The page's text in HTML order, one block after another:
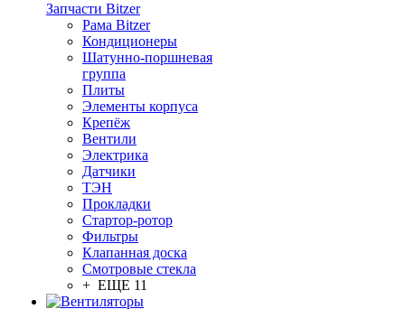
Запчасти Bitzer
Рама Bitzer
Кондиционеры
Шатунно-поршневая
группа
Плиты
Элементы корпуса
Крепёж
Вентили
Электрика
Датчики
ТЭН
Прокладки
Стартор-ротор
Фильтры
Клапанная доска
Смотровые стекла
+ ЕЩЕ 11